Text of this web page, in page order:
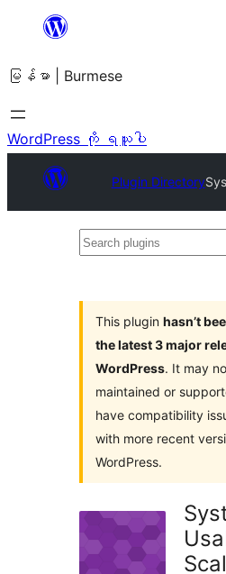
အကြောင်းအရာ
ကျော်သွား
ရန်
မြန်မာ | Burmese
WordPress ကို ရယူပါ
Plugin Directory
Search
This plugin hasn’t
the latest 3 major
WordPress. It may
maintained or
have compatibility
with more recent
WordPress.